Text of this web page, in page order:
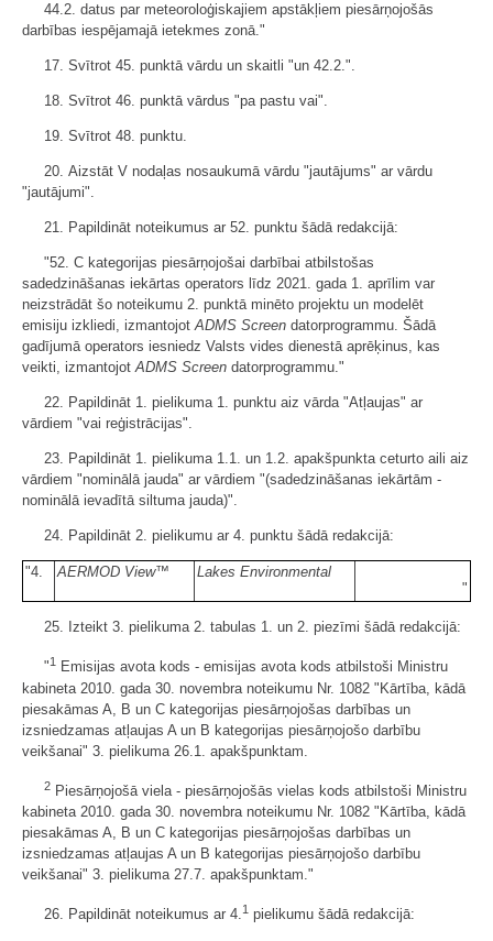
44.2. datus par meteoroloģiskajiem apstākļiem piesārņojošās
darbības iespējamajā ietekmes zonā."
17. Svītrot 45. punktā vārdu un skaitli "un 42.2.".
18. Svītrot 46. punktā vārdus "pa pastu vai".
19. Svītrot 48. punktu.
20. Aizstāt V nodaļas nosaukumā vārdu "jautājums" ar vārdu
"jautājumi".
21. Papildināt noteikumus ar 52. punktu šādā redakcijā:
"52. C kategorijas piesārņojošai darbībai atbilstošas
sadedzināšanas iekārtas operators līdz 2021. gada 1. aprīlim var
neizstrādāt šo noteikumu 2. punktā minēto projektu un modelēt
emisiju izkliedi, izmantojotADMS Screen datorprogrammu. Šādā
gadījumā operators iesniedz Valsts vides dienestā aprēķinus, kas
veikti, izmantojotADMS Screen datorprogrammu."
22. Papildināt 1. pielikuma 1. punktu aiz vārda "Atļaujas" ar
vārdiem "vai reģistrācijas".
23. Papildināt 1. pielikuma 1.1. un 1.2. apakšpunkta ceturto aili aiz
vārdiem "nominālā jauda" ar vārdiem "(sadedzināšanas iekārtām -
nominālā ievadītā siltuma jauda)".
24. Papildināt 2. pielikumu ar 4. punktu šādā redakcijā:
"4. AERMOD View™
Lakes Environmental
"
25. Izteikt 3. pielikuma 2. tabulas 1. un 2. piezīmi šādā redakcijā:
"1
Emisijas avota kods - emisijas avota kods atbilstoši Ministru
kabineta 2010. gada 30. novembra noteikumu Nr. 1082 "Kārtība, kādā
piesakāmas A, B un C kategorijas piesārņojošas darbības un
izsniedzamas atļaujas A un B kategorijas piesārņojošo darbību
veikšanai" 3. pielikuma 26.1. apakšpunktam.
2 Piesārņojošā viela - piesārņojošās vielas kods atbilstoši Ministru
kabineta 2010. gada 30. novembra noteikumu Nr. 1082 "Kārtība, kādā
piesakāmas A, B un C kategorijas piesārņojošas darbības un
izsniedzamas atļaujas A un B kategorijas piesārņojošo darbību
veikšanai" 3. pielikuma 27.7. apakšpunktam."
26. Papildināt noteikumus ar 4.1 pielikumu šādā redakcijā: